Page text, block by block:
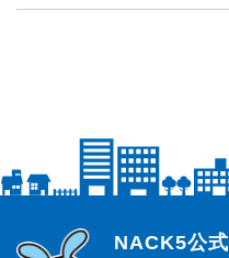
らじっと君
NACK5公